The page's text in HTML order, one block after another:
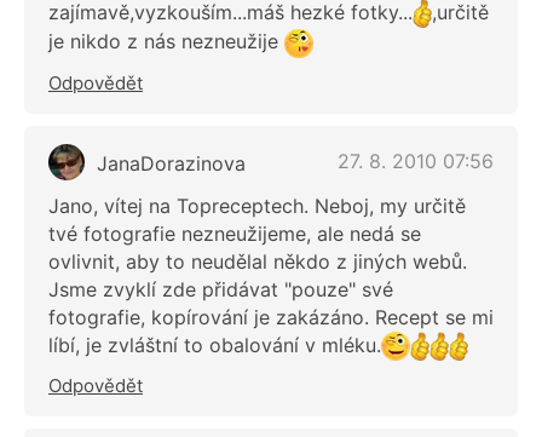
zajímavě,vyzkouším...máš hezké fotky...
,určitě
je nikdo z nás nezneužije
Odpovědět
JanaDorazinova
27. 8. 2010 07:56
Jano, vítej na Topreceptech. Neboj, my určitě
tvé fotografie nezneužijeme, ale nedá se
ovlivnit, aby to neudělal někdo z jiných webů.
Jsme zvyklí zde přidávat "pouze" své
fotografie, kopírování je zakázáno. Recept se mi
líbí, je zvláštní to obalování v mléku.
Odpovědět